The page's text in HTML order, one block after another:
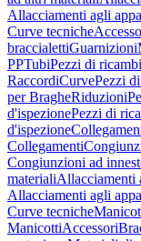
Allacciamenti agli
Curve tecniche
braccialettiGuarnizioni
PPTubiPezzi di
RaccordiCurvePezzi
per BragheRiduzioni
d'ispezionePezzi di
d'ispezione
Collegamenti
Congiunzioni ad
materialiAllacciamenti
Allacciamenti agli
Curve tecniche
ManicottiAccessori